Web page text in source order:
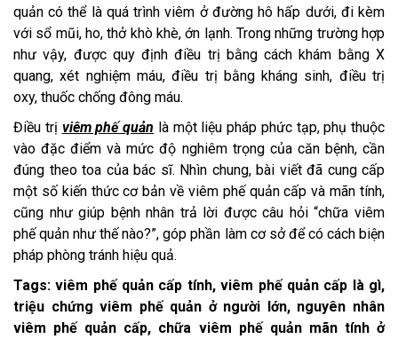
quản có thể là quá trình viêm ở đường hô hấp dưới, đi kèm
với sổ mũi, ho, thở khò khè, ớn lạnh. Trong những trường hợp
như vậy, được quy định điều trị bằng cách khám bằng X
quang, xét nghiệm máu, điều trị bằng kháng sinh, điều trị
oxy, thuốc chống đông máu.
Điều trị viêm phế quản là một liệu pháp phức tạp, phụ thuộc
vào đặc điểm và mức độ nghiêm trọng của căn bệnh, cần
đúng theo toa của bác sĩ. Nhìn chung, bài viết đã cung cấp
một số kiến thức cơ bản về viêm phế quản cấp và mãn tính,
cũng như giúp bệnh nhân trả lời được câu hỏi “chữa viêm
phế quản như thế nào?”, góp phần làm cơ sở để có cách biện
pháp phòng tránh hiệu quả.
Tags: viêm phế quản cấp tính, viêm phế quản cấp là gì,
triệu chứng viêm phế quản ở người lớn, nguyên nhân
viêm phế quản cấp, chữa viêm phế quản mãn tính ở